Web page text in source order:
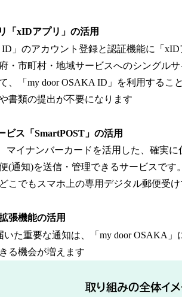
「xIDアプリ」の活用
ID」のアカウント登録と認証機能に「
・市町村・地域サービスへのシングル
、「my door OSAKA ID」を利用するこ
書類の提出が不要になります
ビス「SmartPOST」の活用
、マイナンバーカードを活用した、確実
(通知)を送信・管理できるサービスで
こでもスマホ上の専用デジタル郵便受
張機能の活用
いた重要な通知は、「my door OSAKA
る機会が増えます